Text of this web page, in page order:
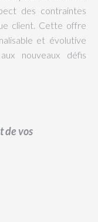
des contraintes
client. Cette offre
et évolutive
nouveaux défis
de vos